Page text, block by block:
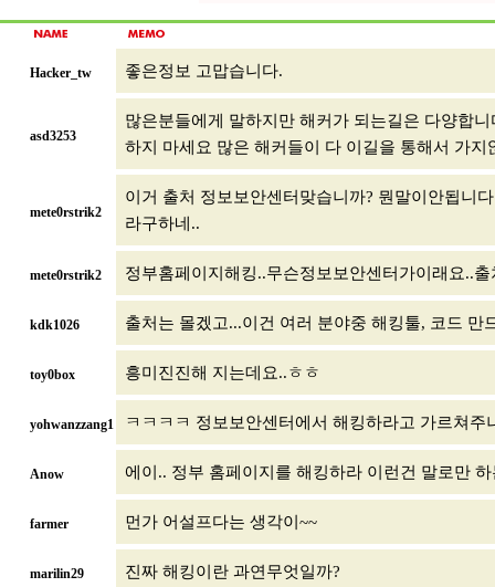
Hacker_tw 좋은정보 고맙습니다.
asd3253
많은분들에게 말하지만 해커가 되는길은 다양합
하지 마세요 많은 해커들이 다 이길을 통해서 가지
mete0rstrik2
이거 출처 정보보안센터맞습니까? 뭔말이안됩니
라구하네..
mete0rstrik2 정부홈페이지해킹..무슨정보보안센터가이래요..
kdk1026 출처는 몰겠고...이건 여러 분야중 해킹툴, 코드 만
toy0box 흥미진진해 지는데요..ㅎㅎ
yohwanzzang1 ㅋㅋㅋㅋ 정보보안센터에서 해킹하라고 가르쳐주
Anow 에이.. 정부 홈페이지를 해킹하라 이런건 말로만
farmer 먼가 어설프다는 생각이~~
marilin29 진짜 해킹이란 과연무엇일까?